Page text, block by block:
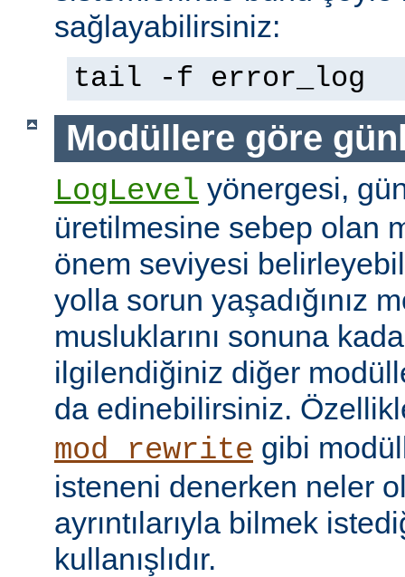
sağlayabilirsiniz:
tail -f error_log
Modüllere göre
LogLevel yönergesi,
üretilmesine sebep olan
önem seviyesi
yolla sorun yaşadığınız
musluklarını sonuna
ilgilendiğiniz diğer
da edinebilirsiniz.
mod_rewrite gibi
isteneni denerken neler
ayrıntılarıyla bilmek
kullanışlıdır.